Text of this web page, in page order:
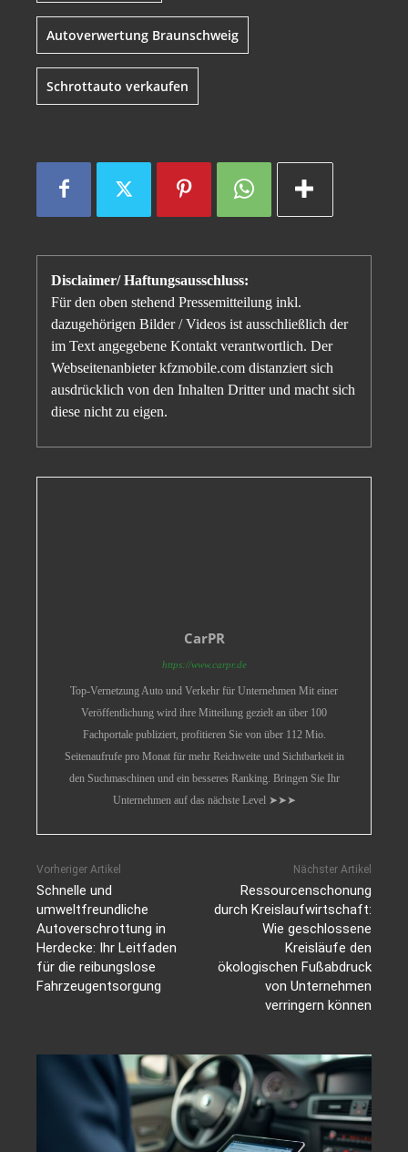
Autoverwertung Braunschweig
Schrottauto verkaufen
Disclaimer/ Haftungsausschluss:
Für den oben stehend Pressemitteilung inkl.
dazugehörigen Bilder / Videos ist ausschließlich der
im Text angegebene Kontakt verantwortlich. Der
Webseitenanbieter kfzmobile.com distanziert sich
ausdrücklich von den Inhalten Dritter und macht sich
diese nicht zu eigen.
CarPR
https://www.carpr.de
Top-Vernetzung Auto und Verkehr für Unternehmen Mit einer
Veröffentlichung wird ihre Mitteilung gezielt an über 100
Fachportale publiziert, profitieren Sie von über 112 Mio.
Seitenaufrufe pro Monat für mehr Reichweite und Sichtbarkeit in
den Suchmaschinen und ein besseres Ranking. Bringen Sie Ihr
Unternehmen auf das nächste Level ➤➤➤
Vorheriger Artikel
Schnelle und
umweltfreundliche
Autoverschrottung in
Herdecke: Ihr Leitfaden
für die reibungslose
Fahrzeugentsorgung
Nächster Artikel
Ressourcenschonung
durch Kreislaufwirtschaft:
Wie geschlossene
Kreisläufe den
ökologischen Fußabdruck
von Unternehmen
verringern können